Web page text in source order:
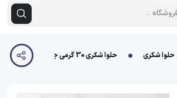
حلوا شکری حلوا شکری 30 گرمی جعبه دار «180عددی» نیاکان